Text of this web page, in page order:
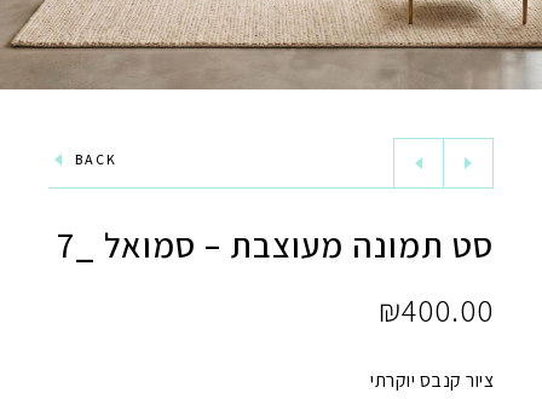
BACK
סט תמונה מעוצבת – סמואל _7
₪400.00
ציור קנבס יוקרתי